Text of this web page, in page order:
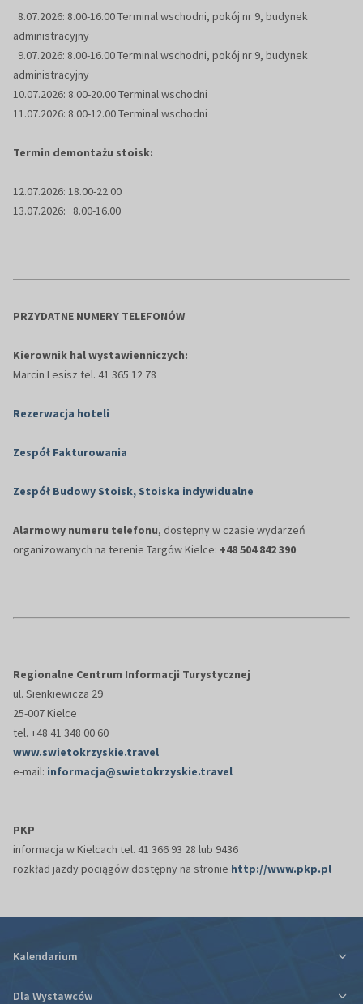
8.07.2026: 8.00-16.00 Terminal wschodni, pokój nr 9, budynek
administracyjny
9.07.2026: 8.00-16.00 Terminal wschodni, pokój nr 9, budynek
administracyjny
10.07.2026: 8.00-20.00 Terminal wschodni
11.07.2026: 8.00-12.00 Terminal wschodni
Termin demontażu stoisk:
12.07.2026: 18.00-22.00
13.07.2026: 8.00-16.00
PRZYDATNE NUMERY TELEFONÓW
Kierownik hal wystawienniczych:
Marcin Lesisz tel. 41 365 12 78
Rezerwacja hoteli
Zespół Fakturowania
Zespół Budowy Stoisk, Stoiska indywidualne
Alarmowy numeru telefonu, dostępny w czasie wydarzeń
organizowanych na terenie Targów Kielce: +48 504 842 390
Regionalne Centrum Informacji Turystycznej
ul. Sienkiewicza 29
25-007 Kielce
tel. +48 41 348 00 60
www.swietokrzyskie.travel
e-mail: informacja@swietokrzyskie.travel
PKP
informacja w Kielcach tel. 41 366 93 28 lub 9436
rozkład jazdy pociągów dostępny na stronie http://www.pkp.pl
Kalendarium
Dla Wystawców